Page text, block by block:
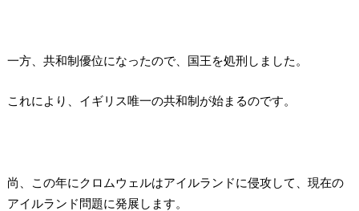
一方、共和制優位になったので、国王を処刑しました。
これにより、イギリス唯一の共和制が始まるのです。
尚、この年にクロムウェルはアイルランドに侵攻して、現在の
アイルランド問題に発展します。